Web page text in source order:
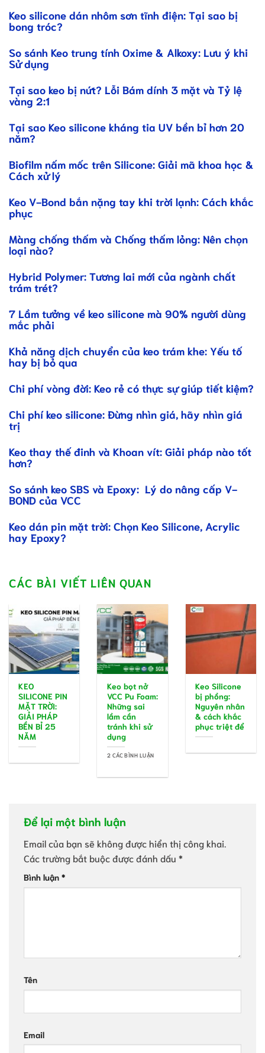
Keo silicone dán nhôm sơn tĩnh điện: Tại sao bị
bong tróc?
So sánh Keo trung tính Oxime & Alkoxy: Lưu ý khi
Sử dụng
Tại sao keo bị nứt? Lỗi Bám dính 3 mặt và Tỷ lệ
vàng 2:1
Tại sao Keo silicone kháng tia UV bền bỉ hơn 20
năm?
Biofilm nấm mốc trên Silicone: Giải mã khoa học &
Cách xử lý
Keo V-Bond bắn nặng tay khi trời lạnh: Cách khắc
phục
Màng chống thấm và Chống thấm lỏng: Nên chọn
loại nào?
Hybrid Polymer: Tương lai mới của ngành chất
trám trét?
7 Lầm tưởng về keo silicone mà 90% người dùng
mắc phải
Khả năng dịch chuyển của keo trám khe: Yếu tố
hay bị bỏ qua
Chi phí vòng đời: Keo rẻ có thực sự giúp tiết kiệm?
Chi phí keo silicone: Đừng nhìn giá, hãy nhìn giá
trị
Keo thay thế đinh và Khoan vít: Giải pháp nào tốt
hơn?
So sánh keo SBS và Epoxy: Lý do nâng cấp V-
BOND của VCC
Keo dán pin mặt trời: Chọn Keo Silicone, Acrylic
hay Epoxy?
CÁC BÀI VIẾT LIÊN QUAN
KEO
SILICONE PIN
MẶT TRỜI:
GIẢI PHÁP
BỀN BỈ 25
NĂM
Keo bọt nở
VCC Pu Foam:
Những sai
lầm cần
tránh khi sử
dụng
2 CÁC BÌNH LUẬN
Keo Silicone
bị phồng:
Nguyên nhân
& cách khắc
phục triệt để
Để lại một bình luận
Email của bạn sẽ không được hiển thị công khai.
Các trường bắt buộc được đánh dấu *
Bình luận *
Tên
Email